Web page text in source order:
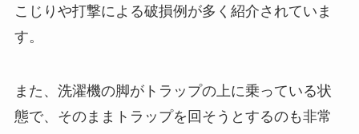
こじりや打撃による破損例が多く紹介されていま
す。
また、洗濯機の脚がトラップの上に乗っている状
態で、そのままトラップを回そうとするのも非常